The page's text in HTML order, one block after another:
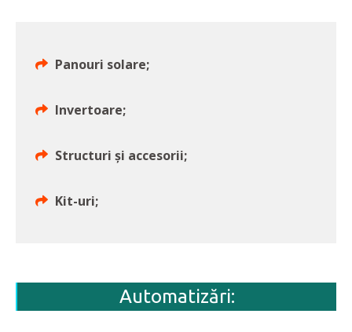
Panouri solare;
Invertoare;
Structuri și accesorii;
Kit-uri;
Automatizări: